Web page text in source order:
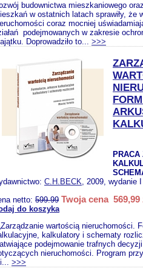
budownictwa mieszkaniowego
w ostatnich latach sprawiły, że
coraz mocniej
podejmowanych w zakresie
Doprowadziło to... >>>
PRACA
C.H.BECK, 2009, wydanie I
netto: 599.99 Twoja cena 569,99
do koszyka
wartością nieruchomości.
kalkulatory i schematy
podejmowanie trafnych
nieruchomości. Program
>>>